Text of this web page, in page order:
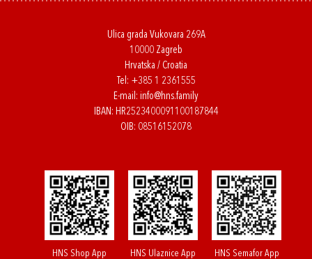
Ulica grada Vukovara 269A
10000 Zagreb
Hrvatska / Croatia
Tel: +385 1 2361555
E-mail: info@hns.family
IBAN: HR2523400091100187844
OIB: 08516152078
HNS Shop App HNS Ulaznice App HNS Semafor App